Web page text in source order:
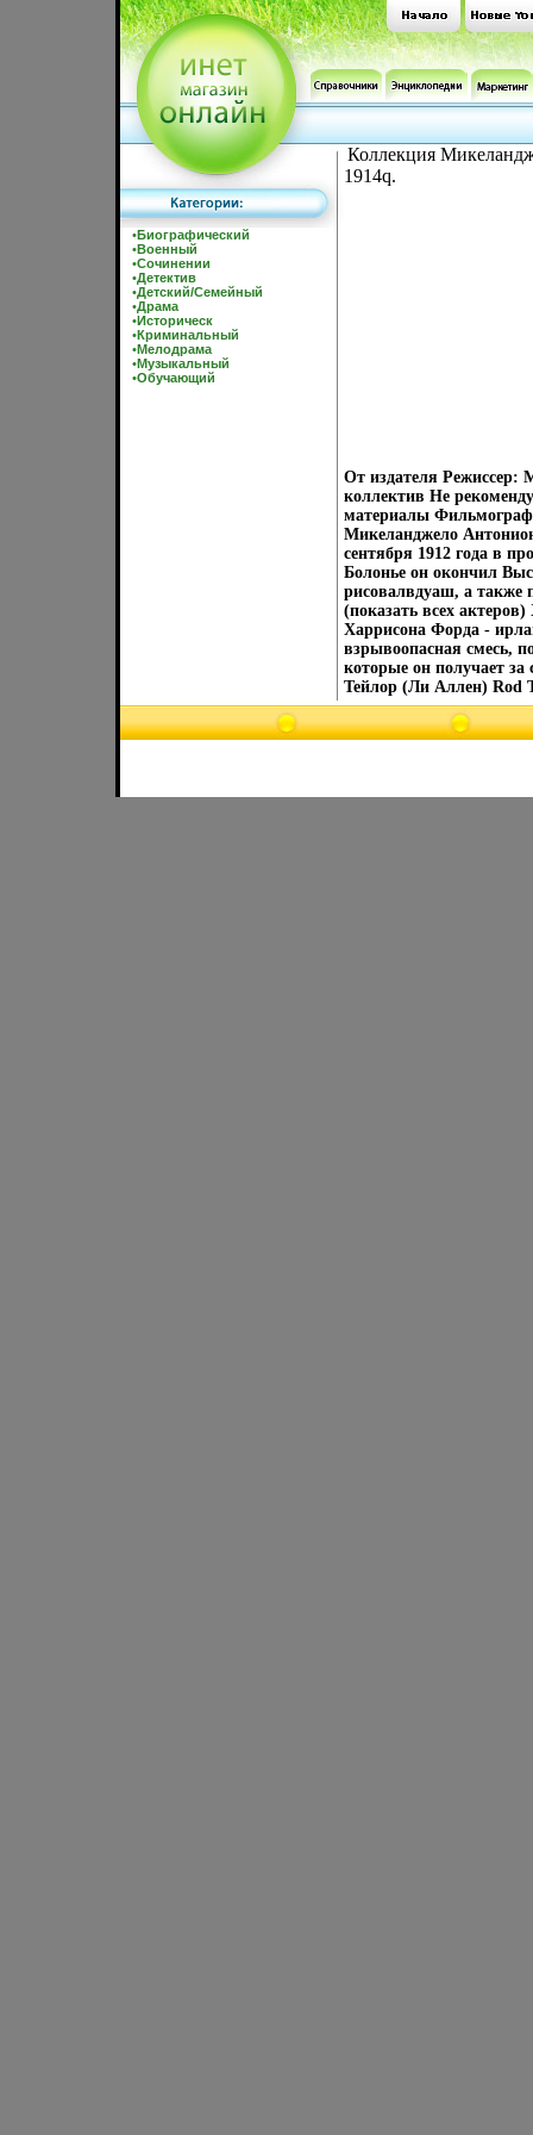
•Биографический
•Военный
•Сочинении
•Детектив
•Детский/Семейный
•Драма
•Историческ
•Криминальный
•Мелодрама
•Музыкальный
•Обучающий
Коллекция
1914q.
От издателя Режиссер:
коллектив Не
материалы
Микеланджело
сентября 1912 года в
Болонье он окончил
рисовалвдуаш, а также
(показать всех
Харрисона Форда -
взрывоопасная смесь,
которые он получает
Тейлор (Ли Аллен) Rod